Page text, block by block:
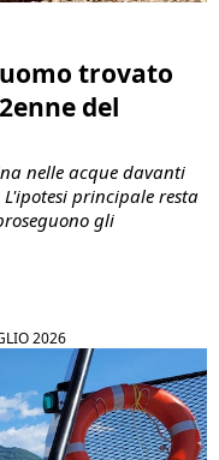
trovato
del
nelle acque davanti
principale resta
gli
2026